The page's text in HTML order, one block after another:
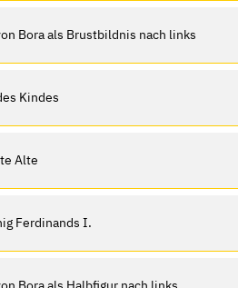
Bora als Brustbildnis nach links
Kindes
Alte
Ferdinands I.
Bora als Halbfigur nach links